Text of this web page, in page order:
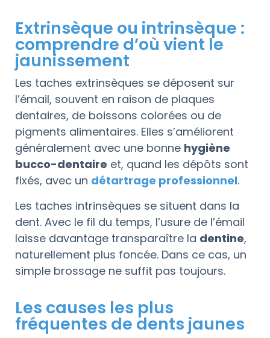
Extrinsèque ou intrinsèque :
comprendre d’où vient le
jaunissement
Les taches extrinsèques se déposent sur
l’émail, souvent en raison de plaques
dentaires, de boissons colorées ou de
pigments alimentaires. Elles s’améliorent
généralement avec une bonne hygiène
bucco-dentaire et, quand les dépôts sont
fixés, avec un détartrage professionnel.
Les taches intrinsèques se situent dans la
dent. Avec le fil du temps, l’usure de l’émail
laisse davantage transparaître la dentine,
naturellement plus foncée. Dans ce cas, un
simple brossage ne suffit pas toujours.
Les causes les plus
fréquentes de dents jaunes